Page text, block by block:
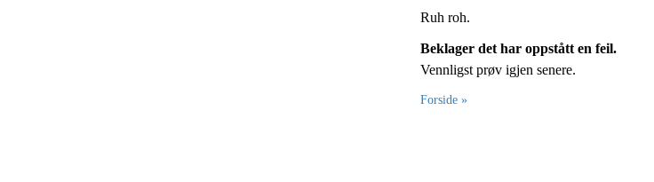
Ruh roh.
Beklager det har oppstått en feil.
Vennligst prøv igjen senere.
Forside »